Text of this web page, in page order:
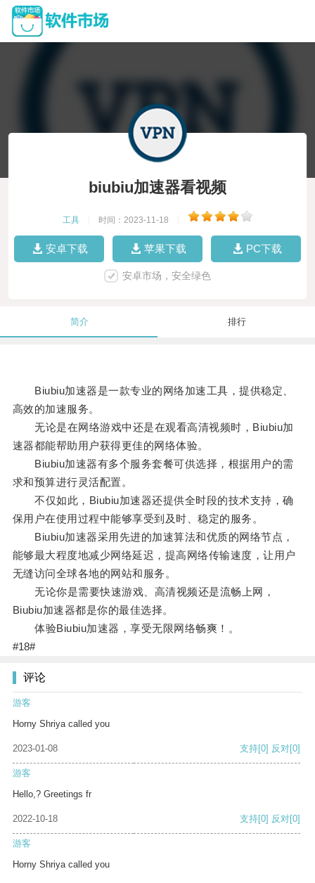
biubiu加速器看视频
工具 时间：2023-11-18
安卓下载 苹果下载 PC下载
安卓市场，安全绿色
简介 排行
Biubiu加速器是一款专业的网络加速工具，提供稳定、
高效的加速服务。
无论是在网络游戏中还是在观看高清视频时，Biubiu加
速器都能帮助用户获得更佳的网络体验。
Biubiu加速器有多个服务套餐可供选择，根据用户的需
求和预算进行灵活配置。
不仅如此，Biubiu加速器还提供全时段的技术支持，确
保用户在使用过程中能够享受到及时、稳定的服务。
Biubiu加速器采用先进的加速算法和优质的网络节点，
能够最大程度地减少网络延迟，提高网络传输速度，让用户
无缝访问全球各地的网站和服务。
无论你是需要快速游戏、高清视频还是流畅上网，
Biubiu加速器都是你的最佳选择。
体验Biubiu加速器，享受无限网络畅爽！。
#18#
评论
游客
Horny Shriya called you
2023-01-08 支持[0] 反对[0]
游客
Hello,? Greetings fr
2022-10-18 支持[0] 反对[0]
游客
Horny Shriya called you